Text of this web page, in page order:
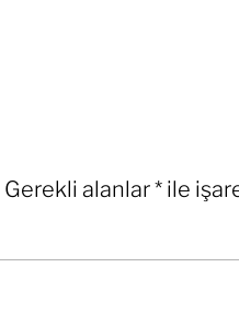
Gerekli alanlar* ile